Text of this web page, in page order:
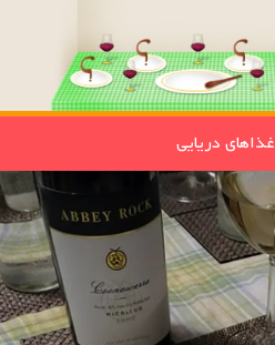
غذاهای دریایی